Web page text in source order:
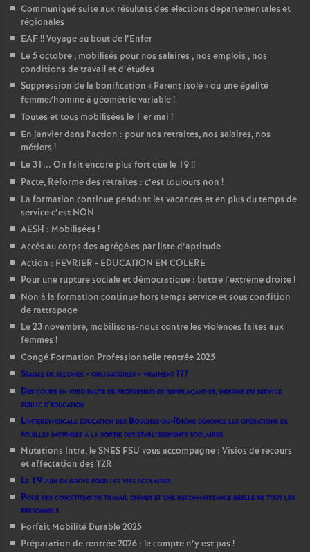
Communiqué suite aux résultats des élections départementales et
régionales
EAF!! Voyage au bout de l’Enfer
Le 5 octobre , mobilisés pour nos salaires , nos emplois , nos
conditions de travail et d’études
Suppression de la bonification « Parent isolé» ou une égalité
femme/homme à géométrie variable!
Toutes et tous mobilisées le 1 er mai !
En janvier dans l’action : pour nos retraites, nos salaires, nos
métiers !
Le 31... On fait encore plus fort que le 19!!
Pacte, Réforme des retraites : c’est toujours non !
La formation continue pendant les vacances et en plus du temps de
service c’est NON
AESH : Mobilisées !
Accès au corps des agrégé·es par liste d’aptitude
Action : FEVRIER - EDUCATION EN COLERE
Pour une rupture sociale et démocratique : battre l’extrême droite!
Non à la formation continue hors temps service et sous condition
de rattrapage
Le 23 novembre, mobilisons-nous contre les violences faites aux
femmes !
Congé Formation Professionnelle rentrée 2025
Stages de seconde «obligatoires» vraiment???
Des cours en visio faute de professeur·es remplaçant·es, indigne du service
public d’éducation
L’intersyndicale éducation des Bouches-du-Rhône dénonce les opérations de
fouilles inopinées à la sortie des établissements scolaires.
Mutations Intra, le SNES FSU vous accompagne : Visios de recours
et affectation des TZR
Le 19 juin en grève pour les vies scolaires
Pour des conditions de travail dignes et une reconnaissance réelle de tous les
personnels
Forfait Mobilité Durable 2025
Préparation de rentrée 2026 : le compte n’y est pas !